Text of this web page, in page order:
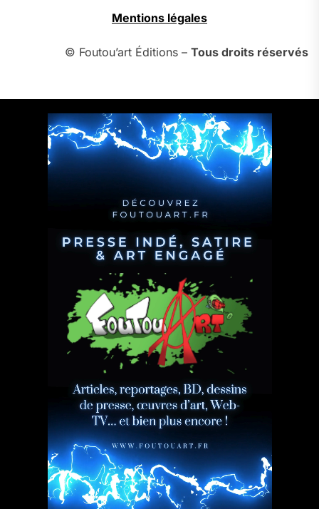
Mentions légales
© Foutou’art Éditions – Tous droits réservés